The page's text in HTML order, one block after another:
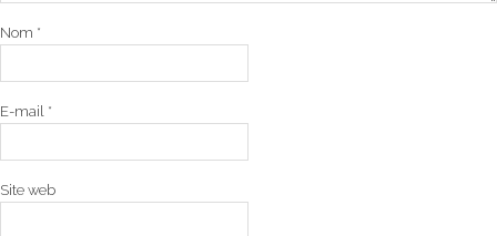
Nom *
E-mail *
Site web